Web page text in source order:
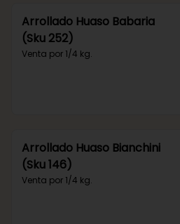
Arrollado Huaso Babaria
(Sku 252)
Venta por 1/4 kg.
Arrollado Huaso Bianchini
(Sku 146)
Venta por 1/4 kg.